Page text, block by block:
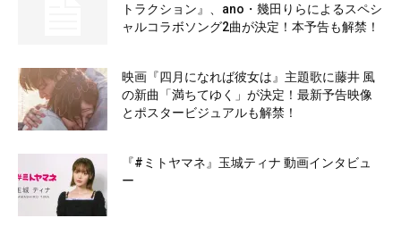
トラクション』、ano・幾田りらによるスペシ
ャルコラボソング2曲が決定！本予告も解禁！
映画『四月になれば彼女は』主題歌に藤井 風
の新曲「満ちてゆく」が決定！最新予告映像
とポスタービジュアルも解禁！
『#ミトヤマネ』玉城ティナ 動画インタビュ
ー